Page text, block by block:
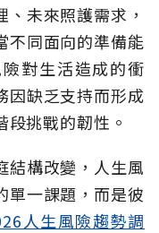
未來照護需求，
不同面向的準備能
對生活造成的衝
因缺乏支持而形成
挑戰的韌性。
結構改變，人生風
單一課題，而是彼
人生風險趨勢調